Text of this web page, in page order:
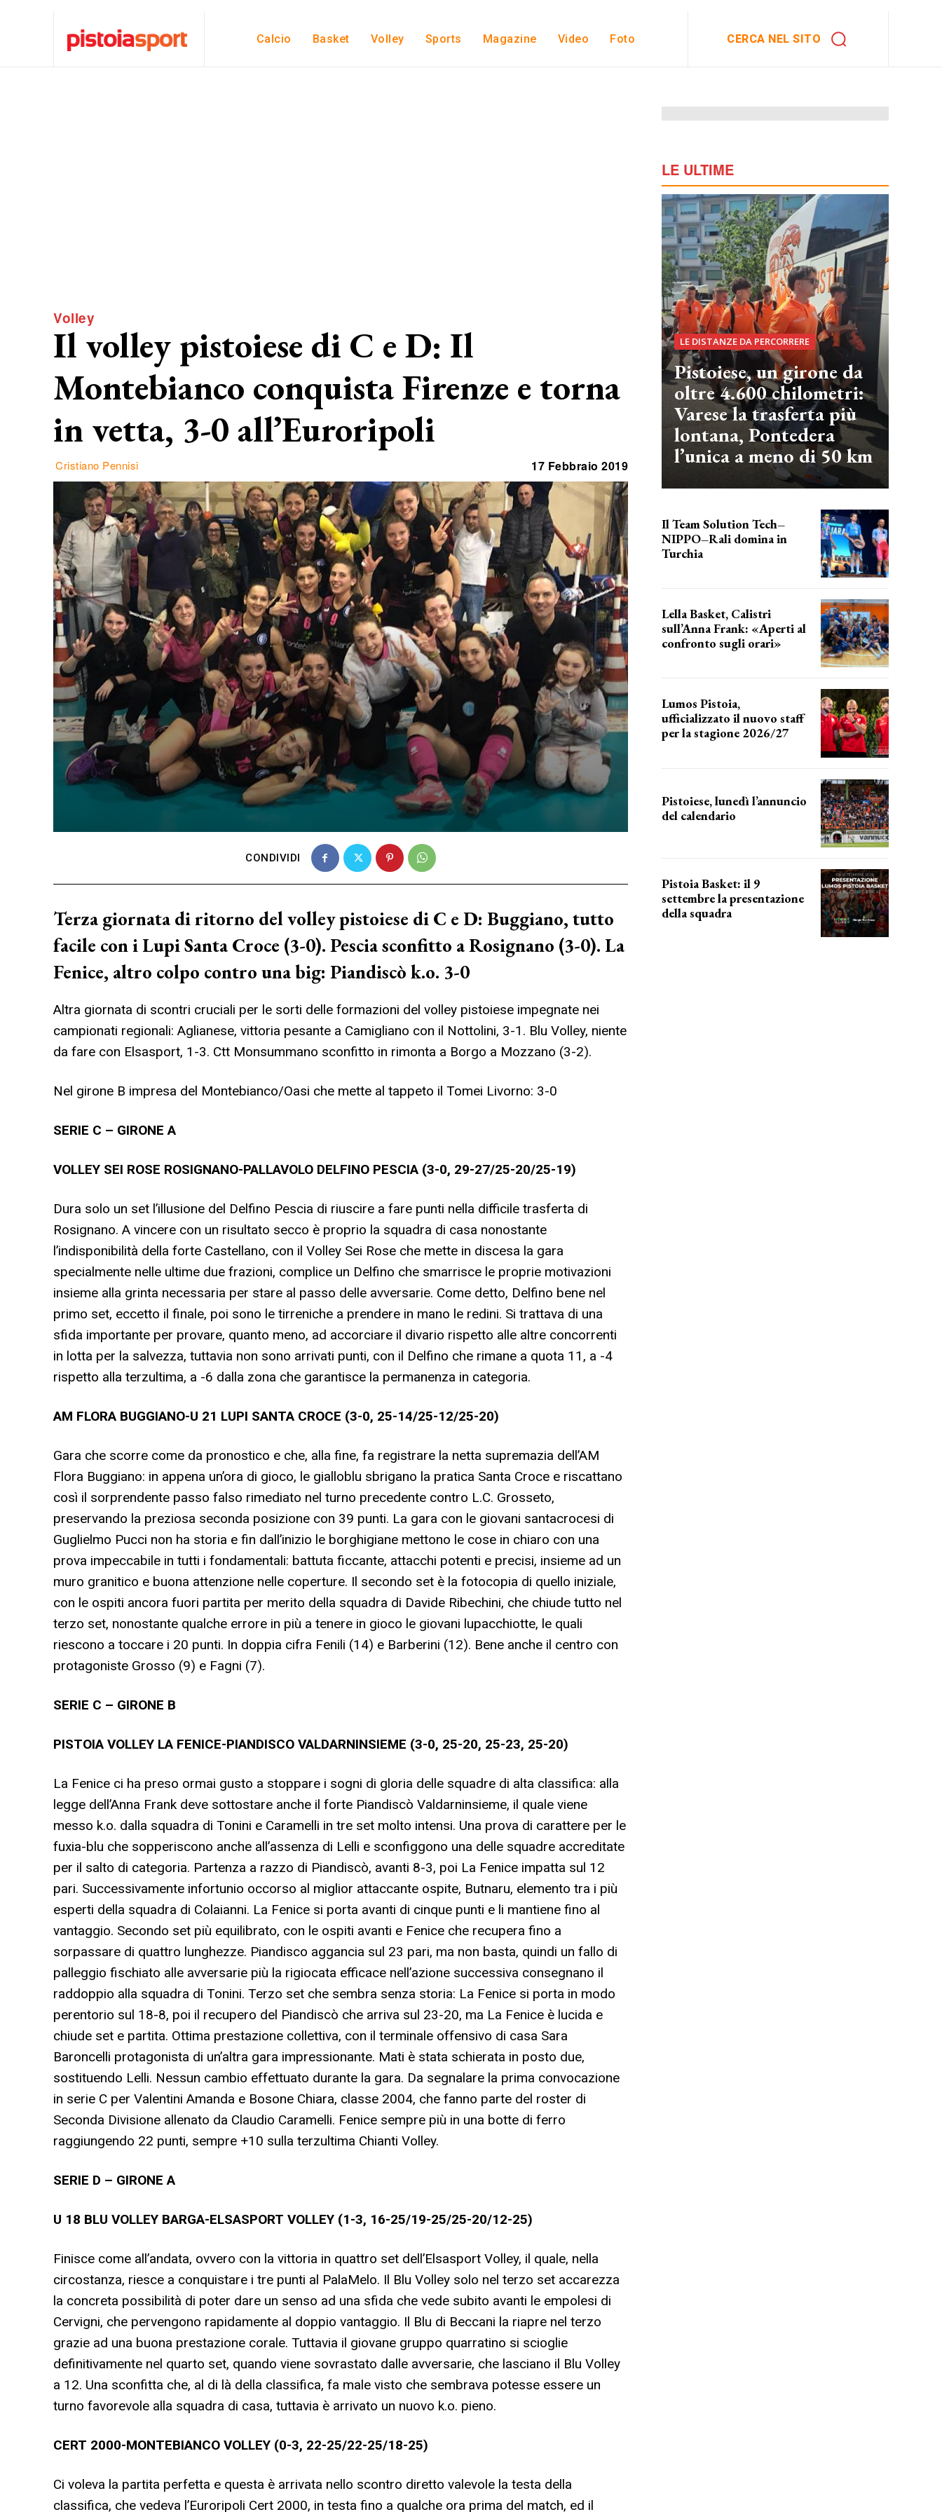
Calcio Basket Volley Sports Magazine Video Foto CERCA NEL SITO
Volley
Il volley pistoiese di C e D: Il
Montebianco conquista Firenze e torna
in vetta, 3-0 all’Euroripoli
Cristiano Pennisi 17 Febbraio 2019
CONDIVIDI
Terza giornata di ritorno del volley pistoiese di C e D: Buggiano, tutto
facile con i Lupi Santa Croce (3-0). Pescia sconfitto a Rosignano (3-0). La
Fenice, altro colpo contro una big: Piandiscò k.o. 3-0
Altra giornata di scontri cruciali per le sorti delle formazioni del volley pistoiese impegnate nei
campionati regionali: Aglianese, vittoria pesante a Camigliano con il Nottolini, 3-1. Blu Volley, niente
da fare con Elsasport, 1-3. Ctt Monsummano sconfitto in rimonta a Borgo a Mozzano (3-2).
Nel girone B impresa del Montebianco/Oasi che mette al tappeto il Tomei Livorno: 3-0
SERIE C – GIRONE A
VOLLEY SEI ROSE ROSIGNANO-PALLAVOLO DELFINO PESCIA (3-0, 29-27/25-20/25-19)
Dura solo un set l’illusione del Delfino Pescia di riuscire a fare punti nella difficile trasferta di
Rosignano. A vincere con un risultato secco è proprio la squadra di casa nonostante
l’indisponibilità della forte Castellano, con il Volley Sei Rose che mette in discesa la gara
specialmente nelle ultime due frazioni, complice un Delfino che smarrisce le proprie motivazioni
insieme alla grinta necessaria per stare al passo delle avversarie. Come detto, Delfino bene nel
primo set, eccetto il finale, poi sono le tirreniche a prendere in mano le redini. Si trattava di una
sfida importante per provare, quanto meno, ad accorciare il divario rispetto alle altre concorrenti
in lotta per la salvezza, tuttavia non sono arrivati punti, con il Delfino che rimane a quota 11, a -4
rispetto alla terzultima, a -6 dalla zona che garantisce la permanenza in categoria.
AM FLORA BUGGIANO-U 21 LUPI SANTA CROCE (3-0, 25-14/25-12/25-20)
Gara che scorre come da pronostico e che, alla fine, fa registrare la netta supremazia dell’AM
Flora Buggiano: in appena un’ora di gioco, le gialloblu sbrigano la pratica Santa Croce e riscattano
così il sorprendente passo falso rimediato nel turno precedente contro L.C. Grosseto,
preservando la preziosa seconda posizione con 39 punti. La gara con le giovani santacrocesi di
Guglielmo Pucci non ha storia e fin dall’inizio le borghigiane mettono le cose in chiaro con una
prova impeccabile in tutti i fondamentali: battuta ficcante, attacchi potenti e precisi, insieme ad un
muro granitico e buona attenzione nelle coperture. Il secondo set è la fotocopia di quello iniziale,
con le ospiti ancora fuori partita per merito della squadra di Davide Ribechini, che chiude tutto nel
terzo set, nonostante qualche errore in più a tenere in gioco le giovani lupacchiotte, le quali
riescono a toccare i 20 punti. In doppia cifra Fenili (14) e Barberini (12). Bene anche il centro con
protagoniste Grosso (9) e Fagni (7).
SERIE C – GIRONE B
PISTOIA VOLLEY LA FENICE-PIANDISCO VALDARNINSIEME (3-0, 25-20, 25-23, 25-20)
La Fenice ci ha preso ormai gusto a stoppare i sogni di gloria delle squadre di alta classifica: alla
legge dell’Anna Frank deve sottostare anche il forte Piandiscò Valdarninsieme, il quale viene
messo k.o. dalla squadra di Tonini e Caramelli in tre set molto intensi. Una prova di carattere per le
fuxia-blu che sopperiscono anche all’assenza di Lelli e sconfiggono una delle squadre accreditate
per il salto di categoria. Partenza a razzo di Piandiscò, avanti 8-3, poi La Fenice impatta sul 12
pari. Successivamente infortunio occorso al miglior attaccante ospite, Butnaru, elemento tra i più
esperti della squadra di Colaianni. La Fenice si porta avanti di cinque punti e li mantiene fino al
vantaggio. Secondo set più equilibrato, con le ospiti avanti e Fenice che recupera fino a
sorpassare di quattro lunghezze. Piandisco aggancia sul 23 pari, ma non basta, quindi un fallo di
palleggio fischiato alle avversarie più la rigiocata efficace nell’azione successiva consegnano il
raddoppio alla squadra di Tonini. Terzo set che sembra senza storia: La Fenice si porta in modo
perentorio sul 18-8, poi il recupero del Piandiscò che arriva sul 23-20, ma La Fenice è lucida e
chiude set e partita. Ottima prestazione collettiva, con il terminale offensivo di casa Sara
Baroncelli protagonista di un’altra gara impressionante. Mati è stata schierata in posto due,
sostituendo Lelli. Nessun cambio effettuato durante la gara. Da segnalare la prima convocazione
in serie C per Valentini Amanda e Bosone Chiara, classe 2004, che fanno parte del roster di
Seconda Divisione allenato da Claudio Caramelli. Fenice sempre più in una botte di ferro
raggiungendo 22 punti, sempre +10 sulla terzultima Chianti Volley.
SERIE D – GIRONE A
U 18 BLU VOLLEY BARGA-ELSASPORT VOLLEY (1-3, 16-25/19-25/25-20/12-25)
Finisce come all’andata, ovvero con la vittoria in quattro set dell’Elsasport Volley, il quale, nella
circostanza, riesce a conquistare i tre punti al PalaMelo. Il Blu Volley solo nel terzo set accarezza
la concreta possibilità di poter dare un senso ad una sfida che vede subito avanti le empolesi di
Cervigni, che pervengono rapidamente al doppio vantaggio. Il Blu di Beccani la riapre nel terzo
grazie ad una buona prestazione corale. Tuttavia il giovane gruppo quarratino si scioglie
definitivamente nel quarto set, quando viene sovrastato dalle avversarie, che lasciano il Blu Volley
a 12. Una sconfitta che, al di là della classifica, fa male visto che sembrava potesse essere un
turno favorevole alla squadra di casa, tuttavia è arrivato un nuovo k.o. pieno.
CERT 2000-MONTEBIANCO VOLLEY (0-3, 22-25/22-25/18-25)
Ci voleva la partita perfetta e questa è arrivata nello scontro diretto valevole la testa della
classifica, che vedeva l’Euroripoli Cert 2000, in testa fino a qualche ora prima del match, ed il
LE ULTIME
LE DISTANZE DA PERCORRERE
Pistoiese, un girone da
oltre 4.600 chilometri:
Varese la trasferta più
lontana, Pontedera
l’unica a meno di 50 km
Il Team Solution Tech–
NIPPO–Rali domina in
Turchia
Lella Basket, Calistri
sull’Anna Frank: «Aperti al
confronto sugli orari»
Lumos Pistoia,
ufficializzato il nuovo staff
per la stagione 2026/27
Pistoiese, lunedì l’annuncio
del calendario
Pistoia Basket: il 9
settembre la presentazione
della squadra